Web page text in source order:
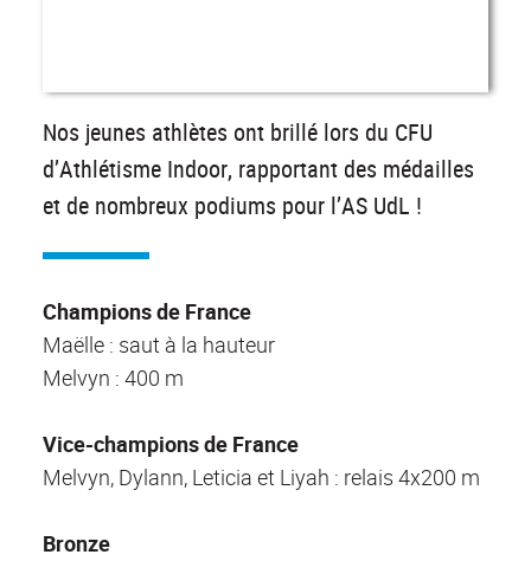
Nos jeunes athlètes ont brillé lors du CFU
d’Athlétisme Indoor, rapportant des médailles
et de nombreux podiums pour l’AS UdL !
Champions de France
Maëlle : saut à la hauteur
Melvyn : 400 m
Vice-champions de France
Melvyn, Dylann, Leticia et Liyah : relais 4x200 m
Bronze